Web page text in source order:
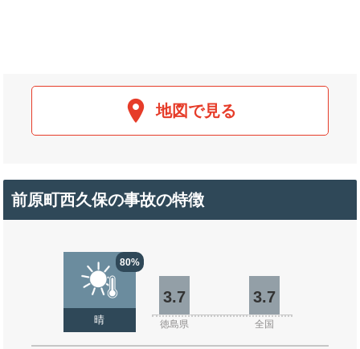
地図で見る
前原町西久保の事故の特徴
80%
晴
3.7 3.7
徳島県 全国